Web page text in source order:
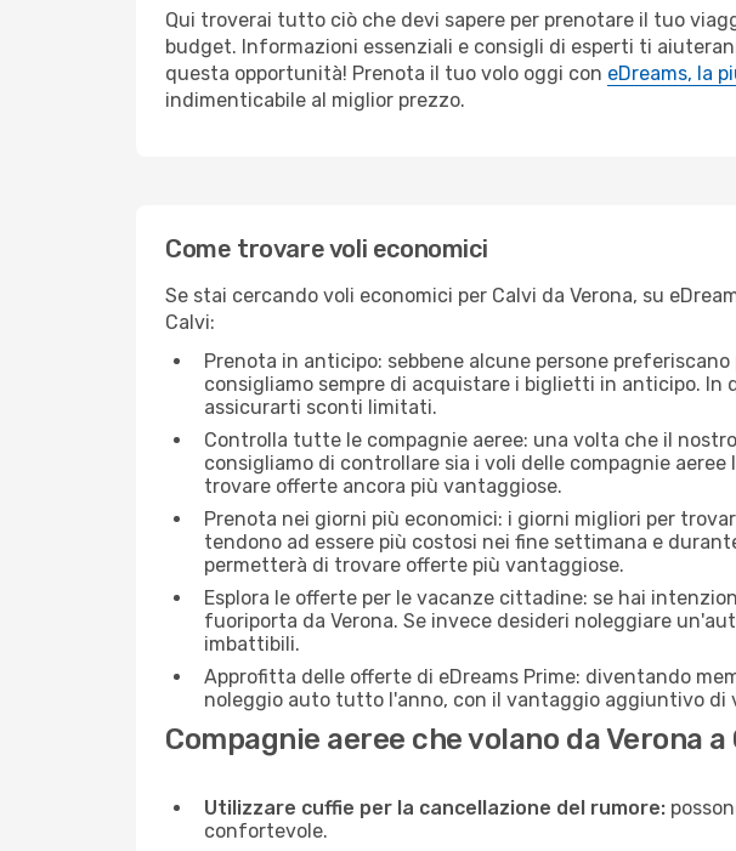
Qui troverai tutto ciò che devi sapere per prenotare il tuo
budget. Informazioni essenziali e consigli di esperti ti
questa opportunità! Prenota il tuo volo oggi con eDreams, la
indimenticabile al miglior prezzo.
Come trovare voli economici
Se stai cercando voli economici per Calvi da Verona, su
Calvi:
Prenota in anticipo: sebbene alcune persone
consigliamo sempre di acquistare i biglietti in anticipo. In
assicurarti sconti limitati.
Controlla tutte le compagnie aeree: una volta che il
consigliamo di controllare sia i voli delle compagnie
trovare offerte ancora più vantaggiose.
Prenota nei giorni più economici: i giorni migliori per
tendono ad essere più costosi nei fine settimana e
permetterà di trovare offerte più vantaggiose.
Esplora le offerte per le vacanze cittadine: se hai
fuoriporta da Verona. Se invece desideri noleggiare
imbattibili.
Approfitta delle offerte di eDreams Prime: diventando
noleggio auto tutto l'anno, con il vantaggio aggiuntivo
Compagnie aeree che volano da Verona a
Utilizzare cuffie per la cancellazione del rumore:
confortevole.